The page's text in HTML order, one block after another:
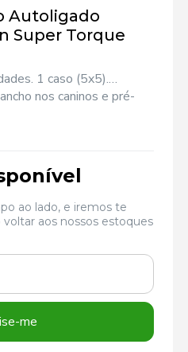
Autoligado
Super Torque
1 caso (5x5).
nos caninos e pré-
ao lado, e iremos te
aos nossos estoques
me